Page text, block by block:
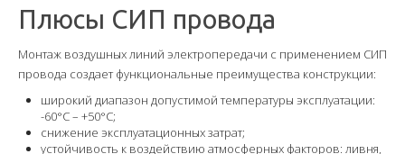
Заземление в частном доме
Замена электропроводки
Прайс-Лист
О компании
Плюсы СИП провода
Монтаж воздушных линий электропередачи с применением СИП
провода создает функциональные преимущества конструкции:
широкий диапазон допустимой температуры эксплуатации:
-60°C – +50°C;
снижение эксплуатационных затрат;
устойчивость к воздействию атмосферных факторов: ливня,